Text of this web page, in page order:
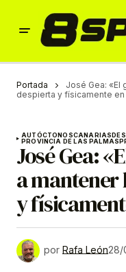
Portada
José Gea: «El
despierta y físicamente en
AUTÓCTONOSCANARIAS
PROVINCIA DE LAS PALMAS
José Gea:
a mantener
y
por Rafa León28/